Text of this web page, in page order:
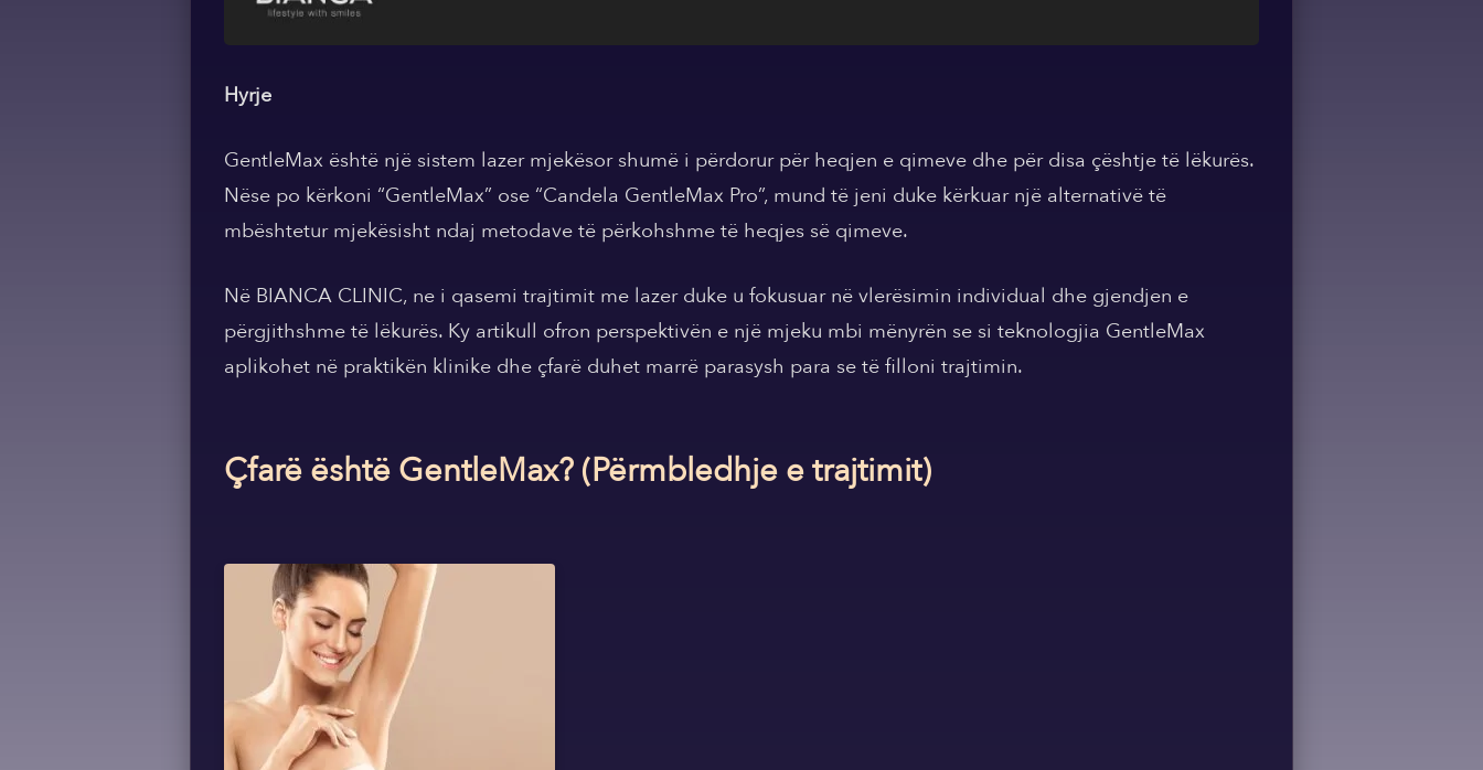
Hyrje
GentleMax është një sistem lazer mjekësor shumë i përdorur për heqjen e qimeve dhe për disa çështje të lëkurës.
Nëse po kërkoni “GentleMax” ose “Candela GentleMax Pro”, mund të jeni duke kërkuar një alternativë të
mbështetur mjekësisht ndaj metodave të përkohshme të heqjes së qimeve.
Në BIANCA CLINIC, ne i qasemi trajtimit me lazer duke u fokusuar në vlerësimin individual dhe gjendjen e
përgjithshme të lëkurës. Ky artikull ofron perspektivën e një mjeku mbi mënyrën se si teknologjia GentleMax
aplikohet në praktikën klinike dhe çfarë duhet marrë parasysh para se të filloni trajtimin.
Çfarë është GentleMax? (Përmbledhje e trajtimit)